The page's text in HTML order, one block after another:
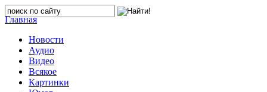
Главная
Новости
Аудио
Видео
Всякое
Картинки